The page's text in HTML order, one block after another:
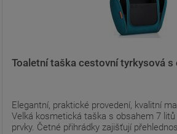
Toaletní taška cestovní tyrkysová s
Elegantní, praktické provedení, kvalitní
Velká kosmetická taška s obsahem 7
prvky. Četné přihrádky zajišťují